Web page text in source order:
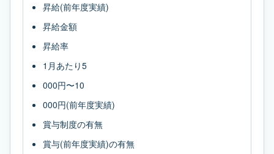
昇給(前年度実績)
昇給金額
昇給率
1月あたり5
000円〜10
000円(前年度実績)
賞与制度の有無
賞与(前年度実績)の有無